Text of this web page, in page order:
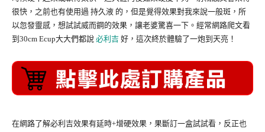
很快，之前也有使用過 持久液 的，但是覺得效果對我來說一般斑，所
以忽發靈感，想試試威而鋼的效果，讓老婆驚喜一下。經常網路爬文看
到30cm Ecup大大們都說 必利吉 好，這次終於體驗了一炮到天亮！
在網路了解必利吉效果有延時+增硬效果，果斷訂一盒試試看，反正也